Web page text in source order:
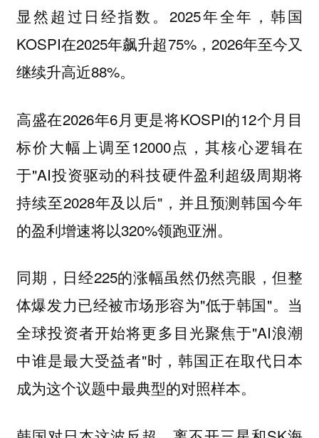
显然超过日经指数。2025年全年，韩国
KOSPI在2025年飙升超75%，2026年至今又
继续升高近88%。
高盛在2026年6月更是将KOSPI的12个月目
标价大幅上调至12000点，其核心逻辑在
于"AI投资驱动的科技硬件盈利超级周期将
持续至2028年及以后"，并且预测韩国今年
的盈利增速将以320%领跑亚洲。
同期，日经225的涨幅虽然仍然亮眼，但整
体爆发力已经被市场形容为"低于韩国"。当
全球投资者开始将更多目光聚焦于"AI浪潮
中谁是最大受益者"时，韩国正在取代日本
成为这个议题中最典型的对照样本。